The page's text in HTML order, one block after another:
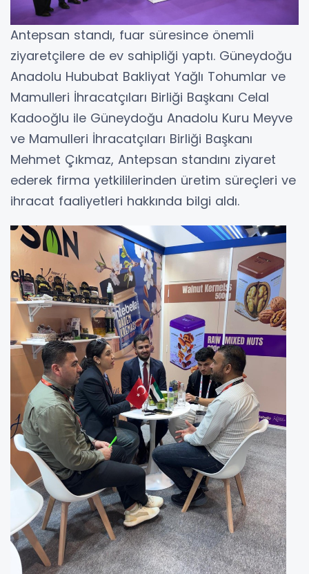
Antepsan standı, fuar süresince önemli
ziyaretçilere de ev sahipliği yaptı. Güneydoğu
Anadolu Hububat Bakliyat Yağlı Tohumlar ve
Mamulleri İhracatçıları Birliği Başkanı Celal
Kadooğlu ile Güneydoğu Anadolu Kuru Meyve
ve Mamulleri İhracatçıları Birliği Başkanı
Mehmet Çıkmaz, Antepsan standını ziyaret
ederek firma yetkililerinden üretim süreçleri ve
ihracat faaliyetleri hakkında bilgi aldı.